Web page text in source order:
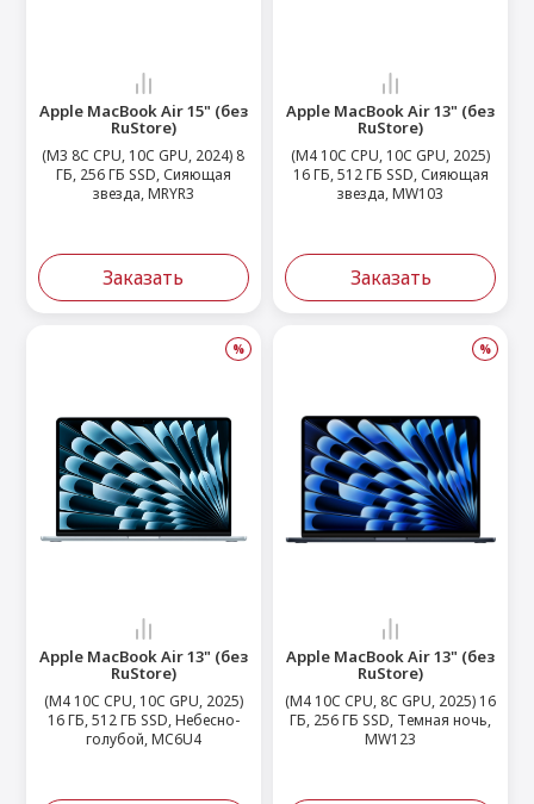
Apple MacBook Air 15" (без
RuStore)
(M3 8C CPU, 10C GPU, 2024) 8
ГБ, 256 ГБ SSD, Сияющая
звезда, MRYR3
Заказать
Apple MacBook Air 13" (без
RuStore)
(M4 10C CPU, 10C GPU, 2025)
16 ГБ, 512 ГБ SSD, Сияющая
звезда, MW103
Заказать
%
Apple MacBook Air 13" (без
RuStore)
(M4 10C CPU, 10C GPU, 2025)
16 ГБ, 512 ГБ SSD, Небесно-
голубой, MC6U4
%
Apple MacBook Air 13" (без
RuStore)
(M4 10C CPU, 8C GPU, 2025) 16
ГБ, 256 ГБ SSD, Темная ночь,
MW123